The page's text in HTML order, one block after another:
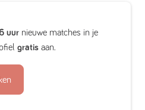
uur nieuwe matches in je
gratis aan.